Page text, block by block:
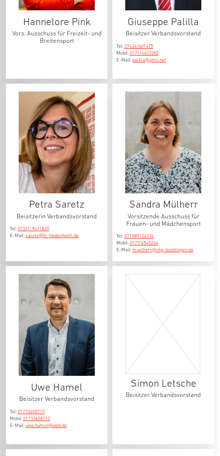
Hannelore Pink
Vors. Ausschuss für Freizeit- und
Breitensport
Giuseppe Palilla
Beisitzer Verbandsvorstand
Tel:07424/601475
Mobil:0171/4403283
E-Mail: palilla@gmx.net
Petra Saretz
Beisitzerin Verbandsvorstand
Tel:07321-9471820
E-Mail:saretz@fc-heidenheim.de
Sandra Mülherr
Vorsitzende Ausschuss für
Frauen- und Mädchensport
Tel:071589134734
Mobil:0177/4545264
E-Mail: muelherr@ohg-boeblingen.de
Uwe Hamel
Beisitzer Verbandsvorstand
Tel:01733658710
Mobil:01733658710
E-Mail:uwe.hamel@web.de
Simon Letsche
Beisitzer Verbandsvorstand